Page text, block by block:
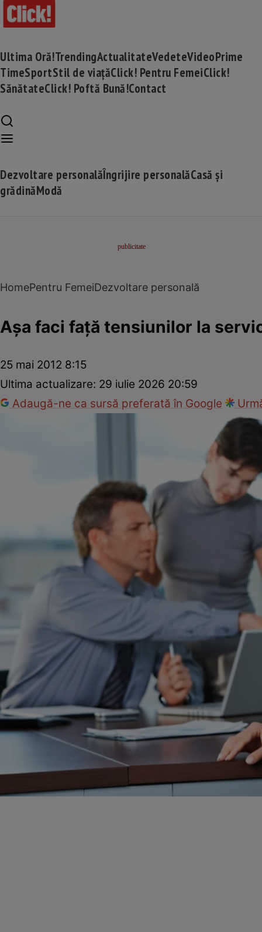
Ultima Oră!TrendingActualitateVedeteVideoPrime
TimeSportStil de viațăClick! Pentru FemeiClick!
SănătateClick! Poftă Bună!Contact
Dezvoltare personalăÎngrijire personalăCasă și
grădinăModă
HomePentru FemeiDezvoltare personală
Aşa faci faţă tensiunilor la
25 mai 2012 8:15
Ultima actualizare: 29 iulie 2026 20:59
Adaugă-ne ca sursă preferată în Google